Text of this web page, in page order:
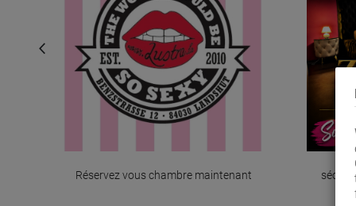
Réservez vous chambre maintenant